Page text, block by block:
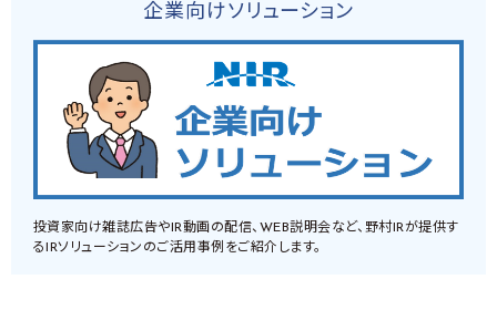
企業向けソリューション
投資家向け雑誌広告やIR動画の配信、WEB説明会など、野村IRが提供す
るIRソリューションのご活用事例をご紹介します。